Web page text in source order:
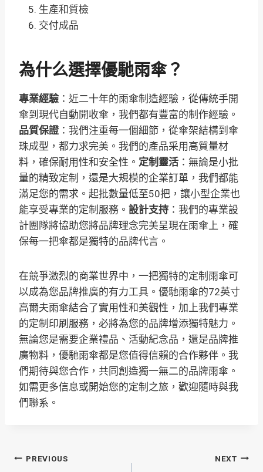
生產和質檢
交付成品
為什么選擇優馳雨傘？
專業經驗 ：近二十年的雨傘制造經驗，從傳統手開
傘到現代自動開收傘，我們都有豐富的制作經驗 。
品質保證 ：我們注重每一個細節，從傘架結構到傘
珠成型，都力求完美。我們的產品采用高質量材
料，確保耐用性和安全性 。 定制靈活 ：無論是小批
量的精致定制，還是大規模的企業訂單，我們都能
滿足您的需求。起批數量低至50把，讓小型企業也
能享受專業的定制服務 。 設計支持 ：我們的專業設
計團隊將協助您將品牌理念完美呈現在雨傘上，確
保每一把傘都是獨特的品牌代言 。
在競爭激烈的商業世界中，一把獨特的定制雨傘可
以成為您品牌推廣的有力工具。優馳雨傘的72英寸
高爾夫雨傘結合了實用性和美觀性，加上我們專業
的定制印刷服務，必將為您的品牌增添獨特魅力。
無論您是需要企業禮品、活動紀念品，還是品牌推
廣物料，優馳雨傘都是您值得信賴的合作夥伴。我
們期待與您合作，共同創造獨一無二的品牌雨傘。
如需更多信息或開始您的定制之旅，歡迎隨時與我
們聯系 。
文PREVIOUS NEXT